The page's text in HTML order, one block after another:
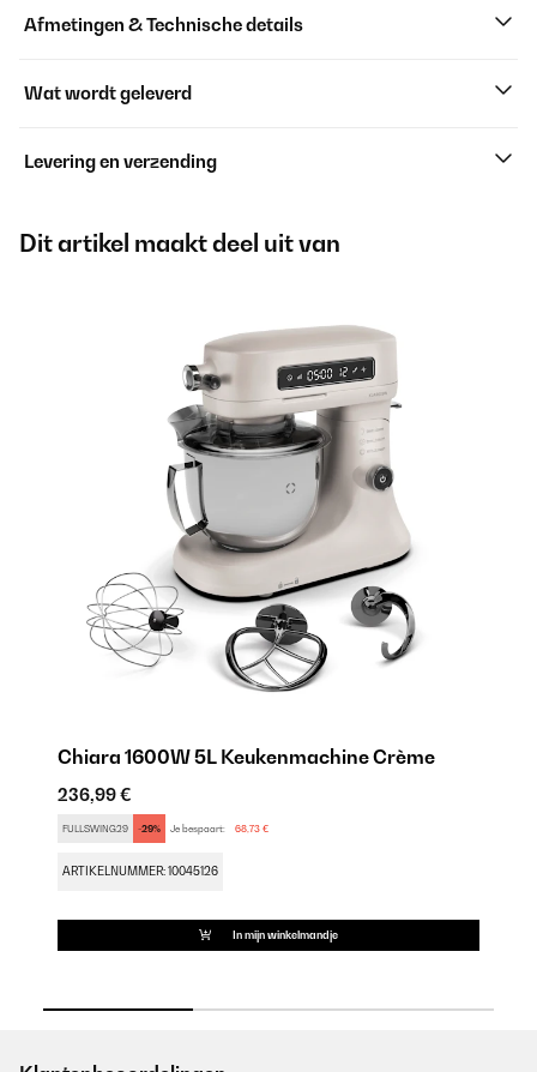
Afmetingen & Technische details
Wat wordt geleverd
Levering en verzending
Dit artikel maakt deel uit van
Chiara 1600W 5L Keukenmachine Crème
236,99 €
FULLSWING29 -29% Je bespaart: 68,73 €
ARTIKELNUMMER: 10045126
In mijn winkelmandje